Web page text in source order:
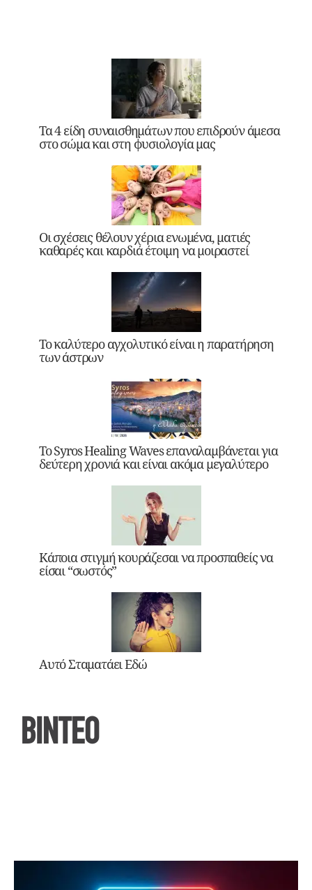
Τα 4 είδη συναισθημάτων που επιδρούν άμεσα
στο σώμα και στη φυσιολογία μας
Οι σχέσεις θέλουν χέρια ενωμένα, ματιές
καθαρές και καρδιά έτοιμη να μοιραστεί
Το καλύτερο αγχολυτικό είναι η παρατήρηση
των άστρων
Το Syros Healing Waves επαναλαμβάνεται για
δεύτερη χρονιά και είναι ακόμα μεγαλύτερο
Κάποια στιγμή κουράζεσαι να προσπαθείς να
είσαι “σωστός”
Αυτό Σταματάει Εδώ
ΒΙΝΤΕΟ